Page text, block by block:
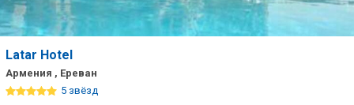
Latar Hotel
Армения , Ереван
5 звёзд